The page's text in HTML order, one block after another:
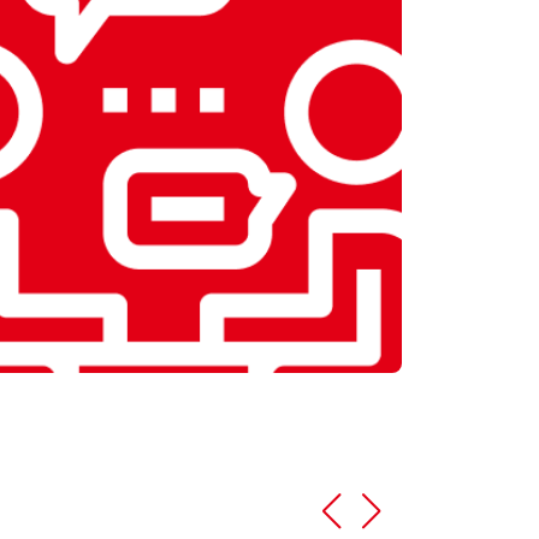
1590 ₽
1600 ₽ Заказать
1250 ₽ Заказать
Заказать
850 ₽